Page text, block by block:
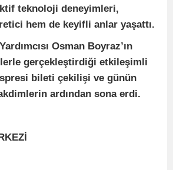
teknoloji deneyimleri,
hem de keyifli anlar yaşattı.
Osman Boyraz’ın
gerçekleştirdiği etkileşimli
bileti çekilişi ve günün
ardından sona erdi.